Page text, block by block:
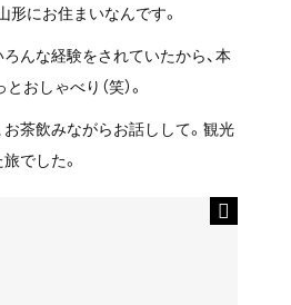
にお住まいなんです。
んな経験をされていたから、本
おしゃべり（笑）。
茶飲みながらお話しして。観光
でした。